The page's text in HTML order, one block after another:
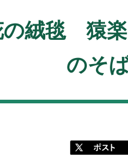
絨毯 猿楽
のそ